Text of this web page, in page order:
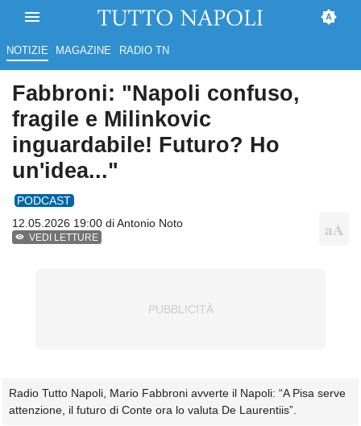
NOTIZIE MAGAZINE RADIO TN
Fabbroni: "Napoli confuso,
fragile e Milinkovic
inguardabile! Futuro? Ho
un'idea..."
PODCAST
12.05.2026 19:00 diAntonio Noto
VEDI LETTURE
Radio Tutto Napoli, Mario Fabbroni avverte il Napoli: “A Pisa serve
attenzione, il futuro di Conte ora lo valuta De Laurentiis”.